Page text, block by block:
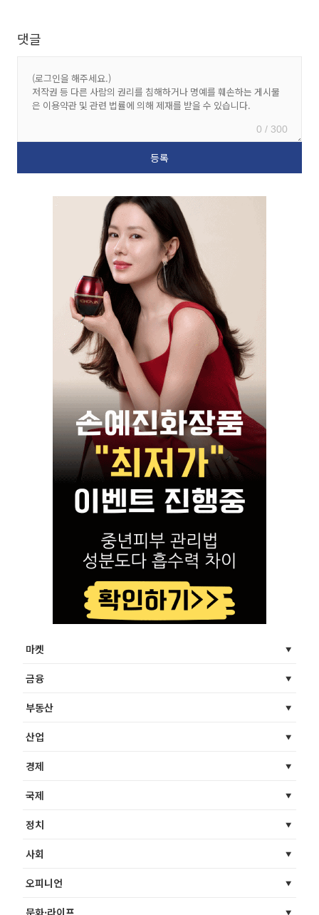
댓글
0 / 300
마켓
금융
부동산
산업
경제
국제
정치
사회
오피니언
문화·라이프